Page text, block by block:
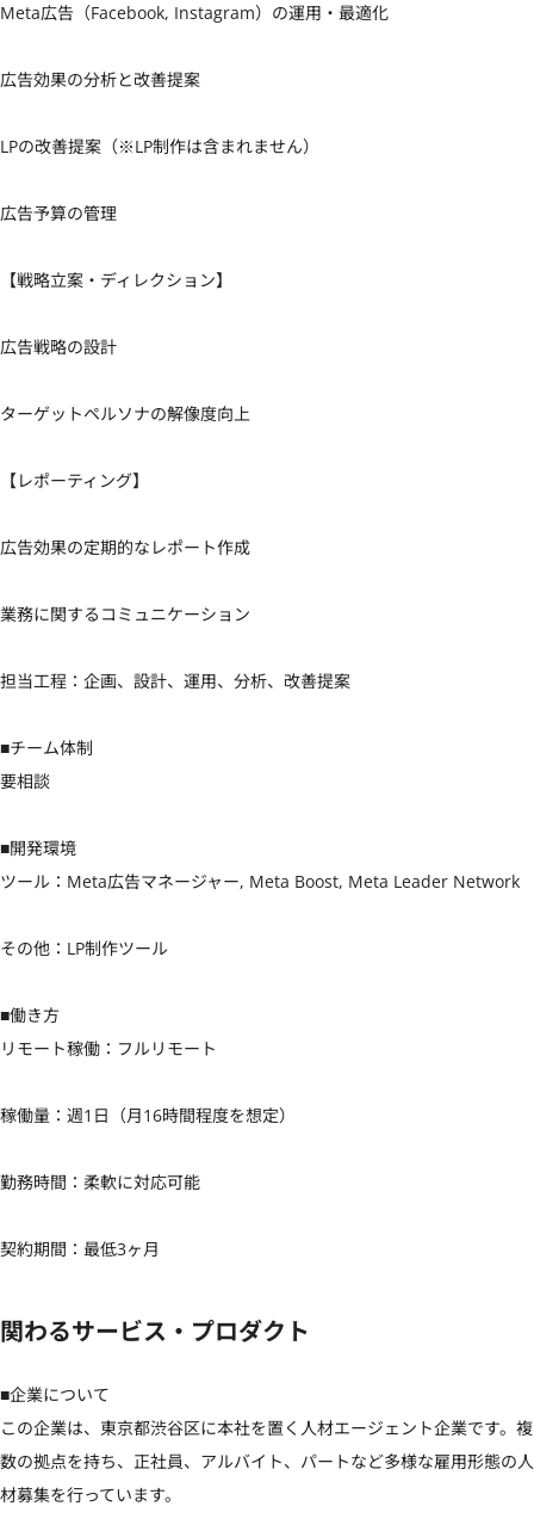
Meta広告（Facebook, Instagram）の運用・最適化
広告効果の分析と改善提案
LPの改善提案（※LP制作は含まれません）
広告予算の管理
【戦略立案・ディレクション】
広告戦略の設計
ターゲットペルソナの解像度向上
【レポーティング】
広告効果の定期的なレポート作成
業務に関するコミュニケーション
担当工程：企画、設計、運用、分析、改善提案
■チーム体制
要相談
■開発環境
ツール：Meta広告マネージャー, Meta Boost, Meta Leader Network
その他：LP制作ツール
■働き方
リモート稼働：フルリモート
稼働量：週1日（月16時間程度を想定）
勤務時間：柔軟に対応可能
契約期間：最低3ヶ月
関わるサービス・プロダクト
■企業について
この企業は、東京都渋谷区に本社を置く人材エージェント企業です。複
数の拠点を持ち、正社員、アルバイト、パートなど多様な雇用形態の人
材募集を行っています。